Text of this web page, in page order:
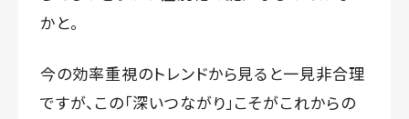
かと。
今の効率重視のトレンドから見ると一見非合理
ですが、この「深いつながり」こそがこれからの